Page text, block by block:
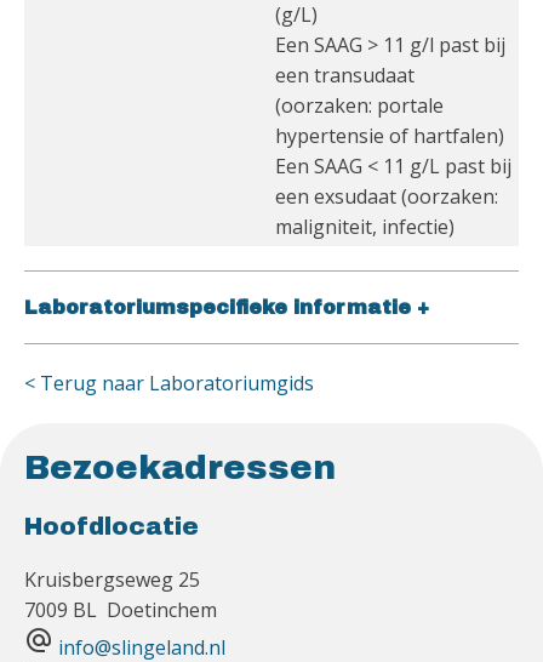
(g/L)
Een SAAG > 11 g/l past bij
een transudaat
(oorzaken: portale
hypertensie of hartfalen)
Een SAAG < 11 g/L past bij
een exsudaat (oorzaken:
maligniteit, infectie)
Laboratoriumspecifieke informatie +
< Terug naar Laboratoriumgids
Bezoekadressen
Hoofdlocatie
Kruisbergseweg 25
7009 BL Doetinchem
alternate_email info@slingeland.nl